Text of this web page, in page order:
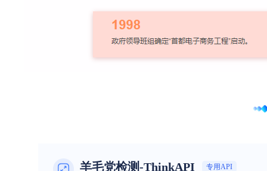
羊毛党检测-ThinkAPI 专用API